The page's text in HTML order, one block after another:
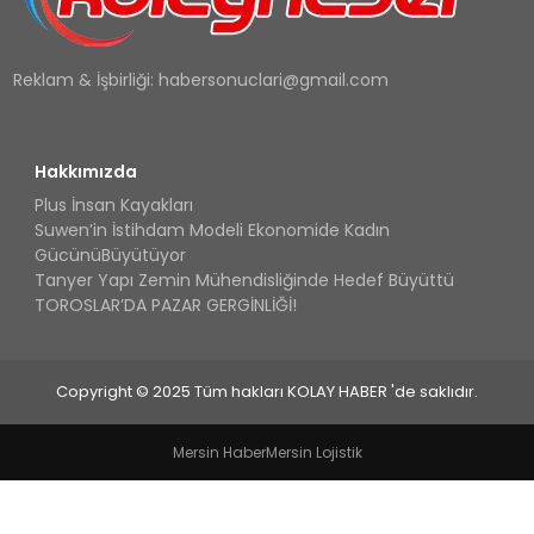
Reklam & İşbirliği: habersonuclari@gmail.com
Hakkımızda
Plus İnsan Kayakları
Suwen’in İstihdam Modeli Ekonomide Kadın
GücünüBüyütüyor
Tanyer Yapı Zemin Mühendisliğinde Hedef Büyüttü
TOROSLAR’DA PAZAR GERGİNLİĞİ!
Copyright © 2025 Tüm hakları KOLAY HABER 'de saklıdır.
Mersin HaberMersin Lojistik